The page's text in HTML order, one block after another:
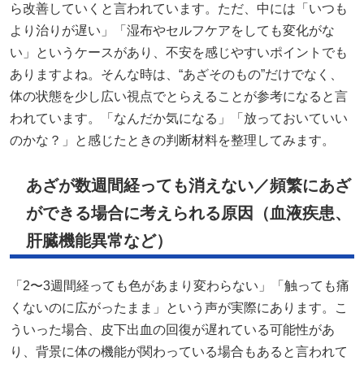
ら改善していくと言われています。ただ、中には「いつも
より治りが遅い」「湿布やセルフケアをしても変化がな
い」というケースがあり、不安を感じやすいポイントでも
ありますよね。そんな時は、“あざそのもの”だけでなく、
体の状態を少し広い視点でとらえることが参考になると言
われています。「なんだか気になる」「放っておいていい
のかな？」と感じたときの判断材料を整理してみます。
あざが数週間経っても消えない／頻繁にあざ
ができる場合に考えられる原因（血液疾患、
肝臓機能異常など）
「2〜3週間経っても色があまり変わらない」「触っても痛
くないのに広がったまま」という声が実際にあります。こ
ういった場合、皮下出血の回復が遅れている可能性があ
り、背景に体の機能が関わっている場合もあると言われて